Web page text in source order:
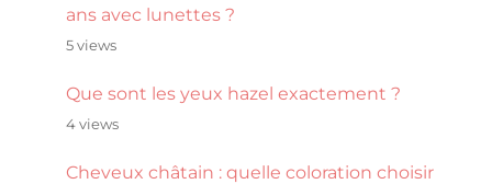
ans avec lunettes ?
5 views
Que sont les yeux hazel exactement ?
4 views
Cheveux châtain : quelle coloration choisir